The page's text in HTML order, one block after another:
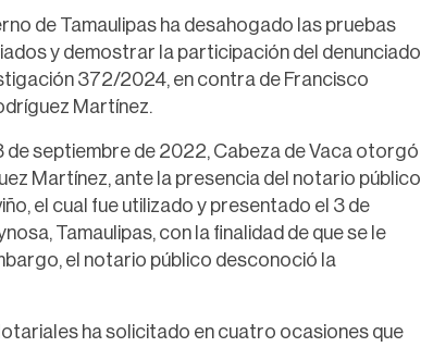
de Tamaulipas ha desahogado las pruebas
y demostrar la participación del denunciado
372/2024, en contra de Francisco
Martínez.
de septiembre de 2022, Cabeza de Vaca otorgó
Martínez, ante la presencia del notario público
el cual fue utilizado y presentado el 3 de
Tamaulipas, con la finalidad de que se le
el notario público desconoció la
ha solicitado en cuatro ocasiones que